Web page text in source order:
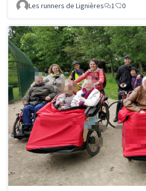
Les runners de Lignières
1 0